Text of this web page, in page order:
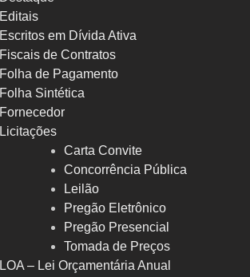
Editais
Escritos em Dívida Ativa
Fiscais de Contratos
Folha de Pagamento
Folha Sintética
Fornecedor
Licitações
Carta Convite
Concorrência Pública
Leilão
Pregão Eletrônico
Pregão Presencial
Tomada de Preços
LOA – Lei Orçamentária Anual